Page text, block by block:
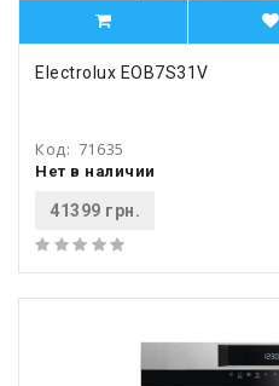
Electrolux EOB7S31V
Код: 71635
Нет в наличии
41399 грн.